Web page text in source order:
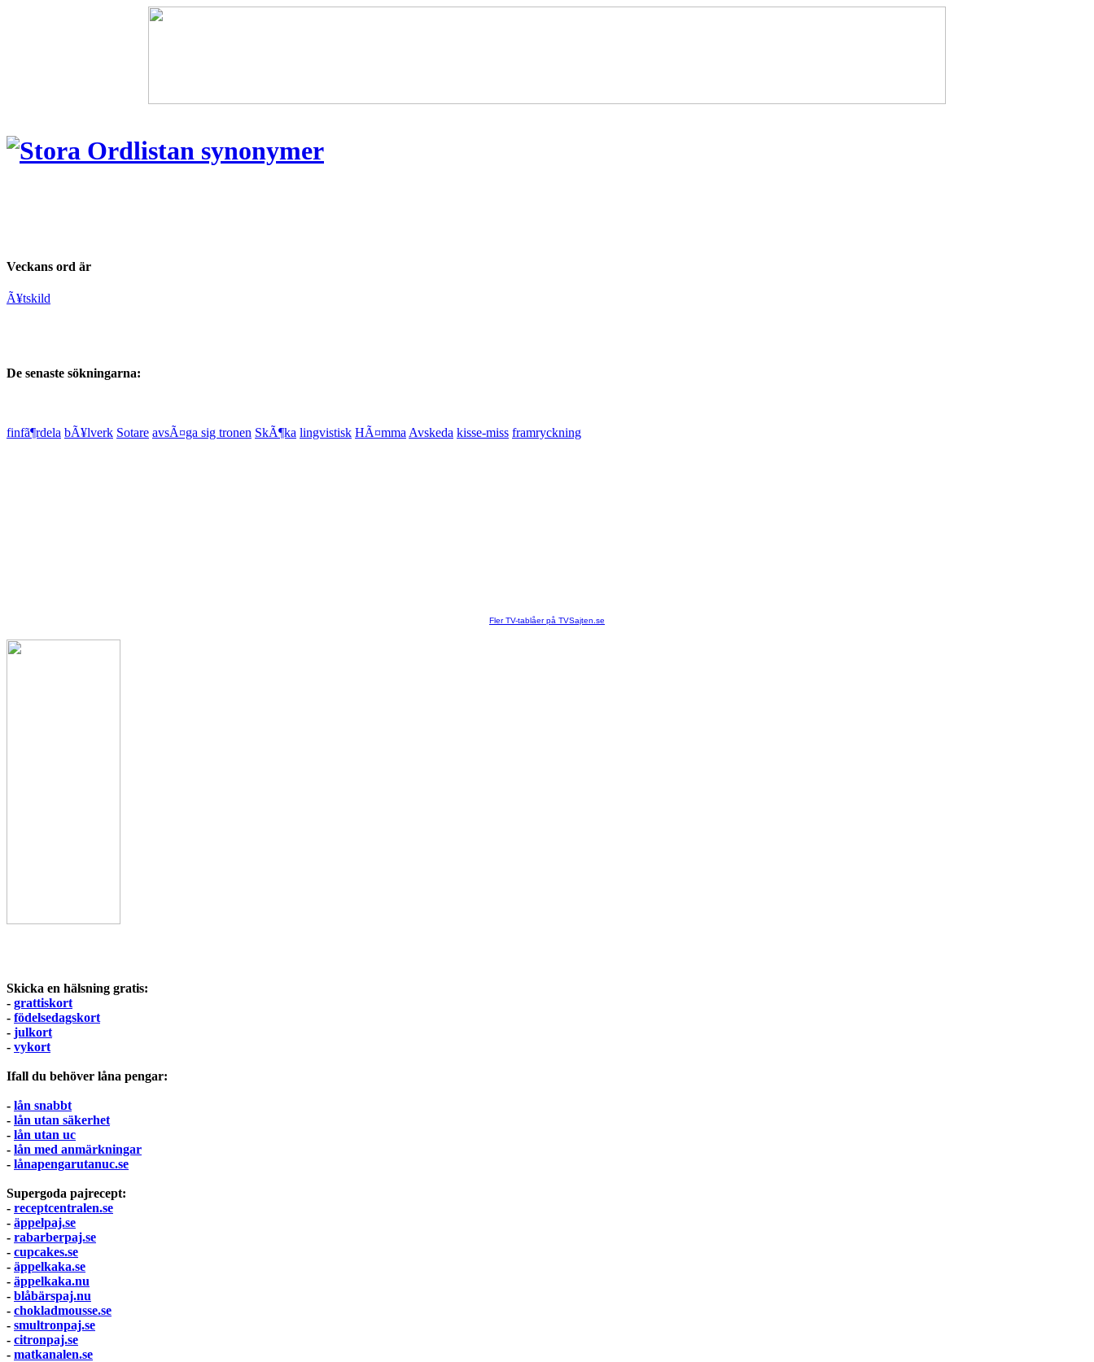
Veckans ord är
Ã¥tskild
De senaste sökningarna:
finfã¶rdela bÃ¥lverk Sotare avsÃ¤ga sig tronen SkÃ¶ka lingvistisk HÃ¤mma Avskeda kisse-miss framryckning
Fler TV-tablåer på TVSajten.se
Skicka en hälsning gratis:
- grattiskort
- födelsedagskort
- julkort
- vykort
Ifall du behöver låna pengar:
- lån snabbt
- lån utan säkerhet
- lån utan uc
- lån med anmärkningar
- lånapengarutanuc.se
Supergoda pajrecept:
- receptcentralen.se
- äppelpaj.se
- rabarberpaj.se
- cupcakes.se
- äppelkaka.se
- äppelkaka.nu
- blåbärspaj.nu
- chokladmousse.se
- smultronpaj.se
- citronpaj.se
- matkanalen.se